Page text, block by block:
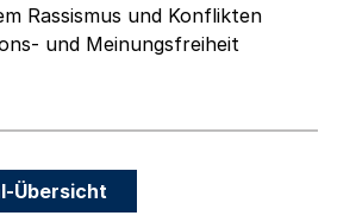
Rassismus und Konflikten
und Meinungsfreiheit
Übersicht